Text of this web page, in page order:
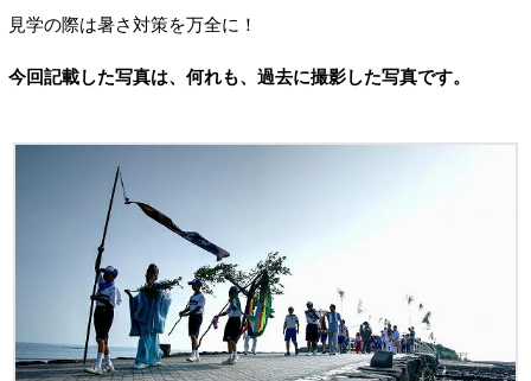
見学の際は暑さ対策を万全に！
今回記載した写真は、何れも、過去に撮影した写真です。